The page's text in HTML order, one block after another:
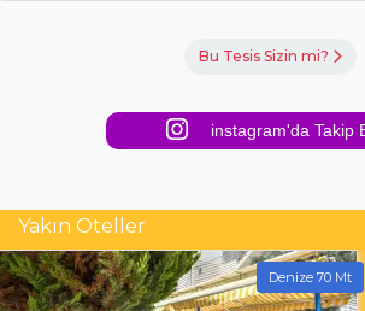
Bu Tesis Sizin mi?
instagram'da Takip
Yakın Oteller
Denize 70 Mt